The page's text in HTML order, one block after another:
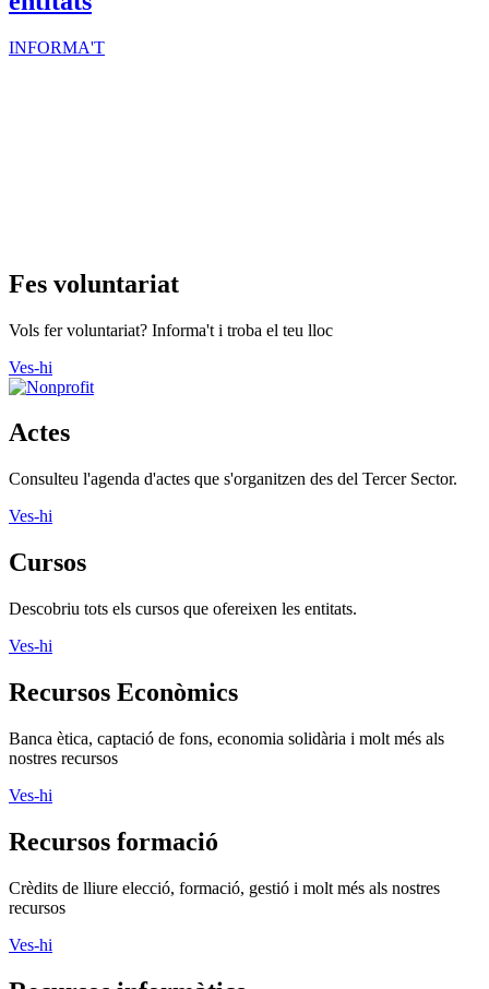
Servei d'Assessorament gratuït per a
entitats
Fes voluntariat
Vols fer voluntariat? Informa't i troba el teu lloc
Actes
Consulteu l'agenda d'actes que s'organitzen des del Tercer Sector.
Ves-hi
Cursos
Descobriu tots els cursos que ofereixen les entitats.
Ves-hi
Recursos Econòmics
nostres recursos
Ves-hi
Recursos formació
recursos
Ves-hi